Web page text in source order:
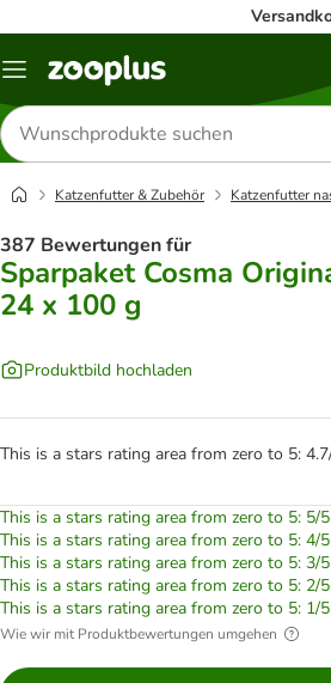
Menü
Produkte
suchen
Katzenfutter & Zubehör Katzenfutter
387 Bewertungen für
Sparpaket Cosma
24 x 100 g
Produktbild hochladen
This is a stars rating area from zero to 5:
This is a stars rating area from zero to 5: 5/5
This is a stars rating area from zero to 5: 4/5
This is a stars rating area from zero to 5: 3/5
This is a stars rating area from zero to 5: 2/5
This is a stars rating area from zero to 5: 1/5
Wie wir mit Produktbewertungen umgehen